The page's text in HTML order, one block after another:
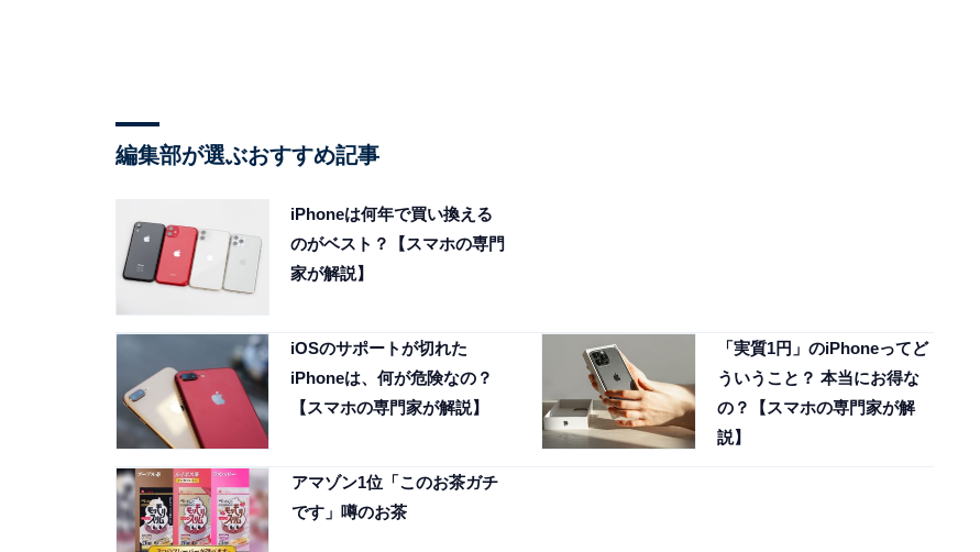
編集部が選ぶおすすめ記事
iPhoneは何年で買い換える
のがベスト？【スマホの専門
家が解説】
iOSのサポートが切れた
iPhoneは、何が危険なの？
【スマホの専門家が解説】
「実質1円」のiPhoneってど
ういうこと？ 本当にお得な
の？【スマホの専門家が解
説】
アマゾン1位「このお茶ガチ
です」噂のお茶